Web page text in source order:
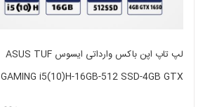
لپ تاپ اپن باکس وارداتی ایسوس ASUS TUF
GAMING i5(10)H-16GB-512 SSD-4GB GTX